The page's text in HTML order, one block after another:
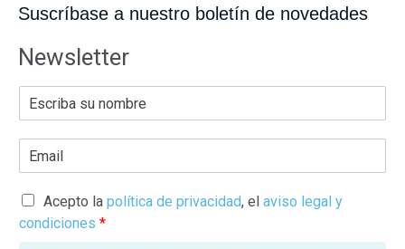
Suscríbase a nuestro boletín de novedades
Newsletter
c
a
u
o
m
a
Acepto la política de privacidad, el aviso legal y
condiciones *